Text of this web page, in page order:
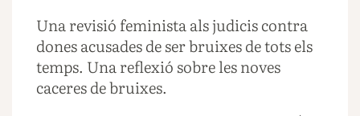
Una revisió feminista als judicis contra
dones acusades de ser bruixes de tots els
temps. Una reflexió sobre les noves
caceres de bruixes.